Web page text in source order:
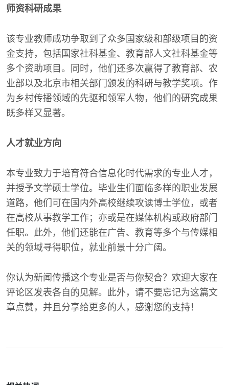
师资科研成果
该专业教师成功争取到了众多国家级和部级项目的资
金支持，包括国家社科基金、教育部人文社科基金等
多个资助项目。同时，他们还多次赢得了教育部、农
业部以及北京市相关部门颁发的科研与教学奖项。作
为乡村传播领域的先驱和领军人物，他们的研究成果
既多样又显著。
人才就业方向
本专业致力于培育符合信息化时代需求的专业人才，
并授予文学硕士学位。毕业生们面临多样的职业发展
道路，他们可在国内外高校继续攻读博士学位，或者
在高校从事教学工作；亦或是在媒体机构或政府部门
任职。此外，他们还能在广告、教育等多个与传媒相
关的领域寻得职位，就业前景十分广阔。
你认为新闻传播这个专业是否与你契合？欢迎大家在
评论区发表各自的见解。此外，请不要忘记为这篇文
章点赞，并且分享给更多的人，感谢您的支持！